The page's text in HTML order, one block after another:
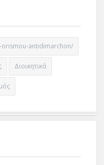
antidimarchon/
Διοικητικά